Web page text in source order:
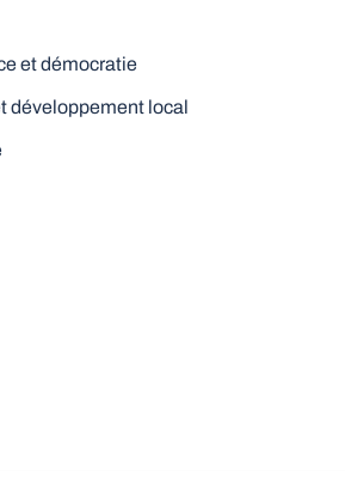
et démocratie
développement local